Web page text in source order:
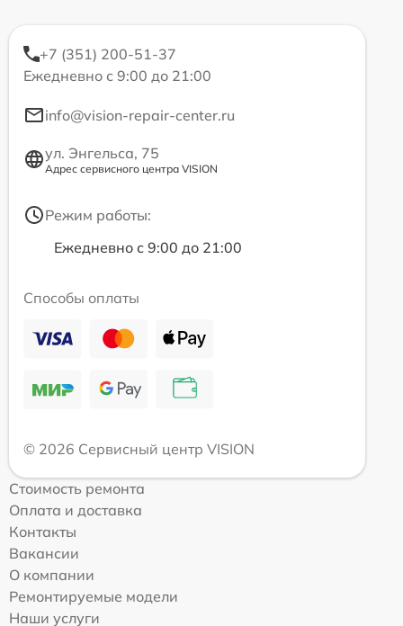
+7 (351) 200-51-37
Ежедневно с 9:00 до 21:00
info@vision-repair-center.ru
ул. Энгельса, 75
Адрес сервисного центра VISION
Режим работы:
Ежедневно с 9:00 до 21:00
Способы оплаты
© 2026 Сервисный центр VISION
Стоимость ремонта
Оплата и доставка
Контакты
Вакансии
О компании
Ремонтируемые модели
Наши услуги